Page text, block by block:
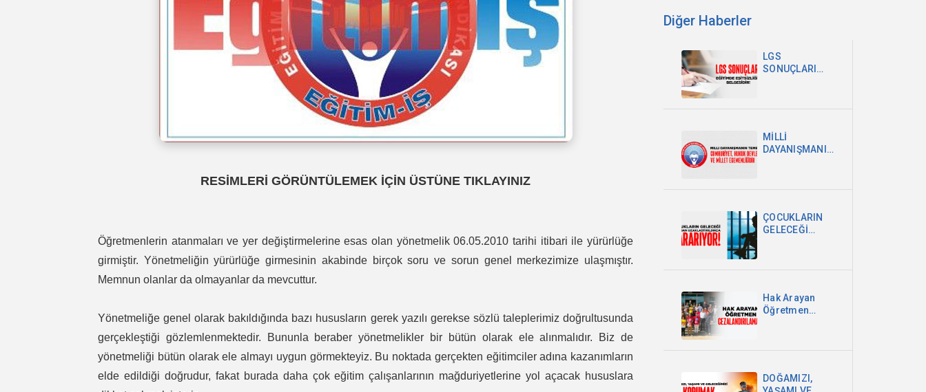
Diğer Haberler
LGS
SONUÇLARI
MİLLİ
DAYANIŞMANIN
MİLLET
EGEMENLİĞİDİR
ÇOCUKLARIN
GELECEĞİ
Hak Arayan
Öğretmen
DOĞAMIZI,
RESİMLERİ GÖRÜNTÜLEMEK İÇİN ÜSTÜNE TIKLAYINIZ
Öğretmenlerin atanmaları ve yer değiştirmelerine esas olan yönetmelik 06.05.2010 tarihi itibari ile yürürlüğe
girmiştir. Yönetmeliğin yürürlüğe girmesinin akabinde birçok soru ve sorun genel merkezimize ulaşmıştır.
Memnun olanlar da olmayanlar da mevcuttur.
Yönetmeliğe genel olarak bakıldığında bazı hususların gerek yazılı gerekse sözlü taleplerimiz doğrultusunda
gerçekleştiği gözlemlenmektedir. Bununla beraber yönetmelikler bir bütün olarak ele alınmalıdır. Biz de
yönetmeliği bütün olarak ele almayı uygun görmekteyiz. Bu noktada gerçekten eğitimciler adına kazanımların
elde edildiği doğrudur, fakat burada daha çok eğitim çalışanlarının mağduriyetlerine yol açacak hususlara